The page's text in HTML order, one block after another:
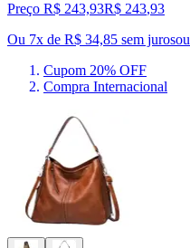
Preço R$ 243,93R$ 243,93
Ou 7x de R$ 34,85 sem jurosou
Cupom 20% OFF
Compra Internacional